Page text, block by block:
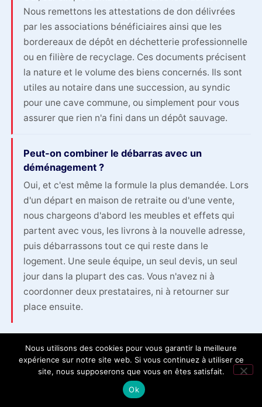
Nous remettons les attestations de don délivrées
par les associations bénéficiaires ainsi que les
bordereaux de dépôt en déchetterie professionnelle
ou en filière de recyclage. Ces documents précisent
la nature et le volume des biens concernés. Ils sont
utiles au notaire dans une succession, au syndic
pour une cave commune, ou simplement pour vous
assurer que rien n'a fini dans un dépôt sauvage.
Peut-on combiner le débarras avec un
déménagement ?
Oui, et c'est même la formule la plus demandée. Lors
d'un départ en maison de retraite ou d'une vente,
nous chargeons d'abord les meubles et effets qui
partent avec vous, les livrons à la nouvelle adresse,
puis débarrassons tout ce qui reste dans le
logement. Une seule équipe, un seul devis, un seul
jour dans la plupart des cas. Vous n'avez ni à
coordonner deux prestataires, ni à retourner sur
place ensuite.
Une dernière question avant de
Nous utilisons des cookies pour vous garantir la meilleure
expérience sur notre site web. Si vous continuez à utiliser ce
site, nous supposerons que vous en êtes satisfait.
Ok